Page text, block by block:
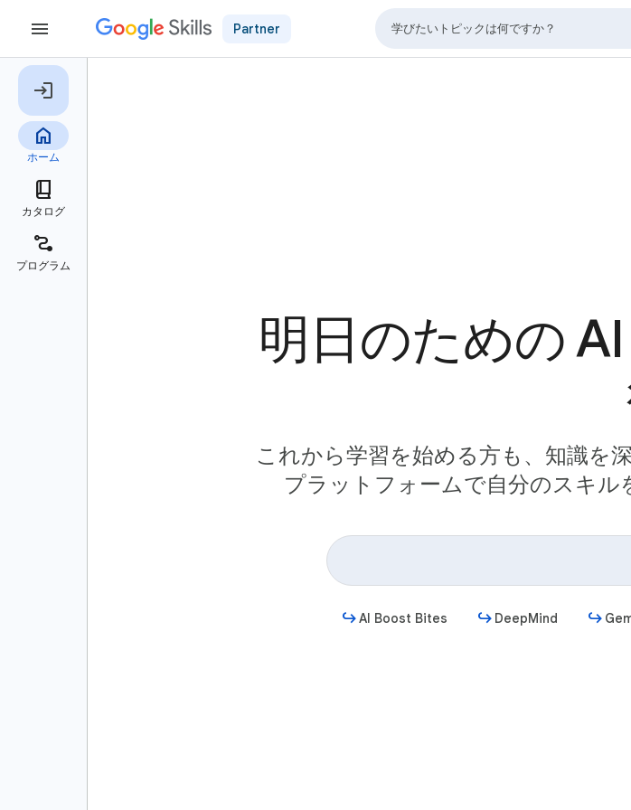
Partner
明日のための
これから学習を始める方も、知識を
プラットフォームで自分のスキル
AI Boost Bites DeepMind